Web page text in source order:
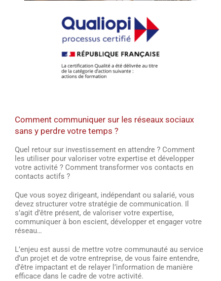
Comment communiquer sur les réseaux sociaux
sans y perdre votre temps ?
Quel retour sur investissement en attendre ? Comment
les utiliser pour valoriser votre expertise et développer
votre activité ? Comment transformer vos contacts en
contacts actifs ?
Que vous soyez dirigeant, indépendant ou salarié, vous
devez structurer votre stratégie de communication. Il
s’agit d’être présent, de valoriser votre expertise,
communiquer à bon escient, développer et engager votre
réseau…
L’enjeu est aussi de mettre votre communauté au service
d’un projet et de votre entreprise, de vous faire entendre,
d’être impactant et de relayer l’information de manière
efficace dans le cadre de votre activité.